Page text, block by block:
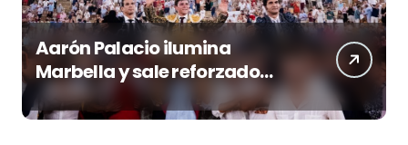
Aarón Palacio ilumina
Marbella y sale reforzado
junto a Manzanares y
Morante